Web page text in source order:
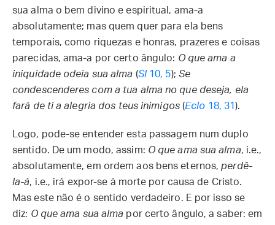
sua alma o bem divino e espiritual, ama-a
absolutamente; mas quem quer para ela bens
temporais, como riquezas e honras, prazeres e coisas
parecidas, ama-a por certo ângulo: O que ama a
iniquidade odeia sua alma (Sl10, 5); Se
condescenderes com a tua alma no que deseja, ela
fará de ti a alegria dos teus inimigos(Eclo 18, 31).
Logo, pode-se entender esta passagem num duplo
sentido. De um modo, assim: O que ama sua alma, i.e.,
absolutamente, em ordem aos bens eternos,perdê-
la-á, i.e., irá expor-se à morte por causa de Cristo.
Mas este não é o sentido verdadeiro. E por isso se
diz: O que ama sua alma por certo ângulo, a saber: em